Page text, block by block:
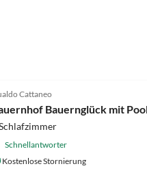
Cattaneo
Bauernglück mit
Schnellantworter
Kostenlose Stornierung